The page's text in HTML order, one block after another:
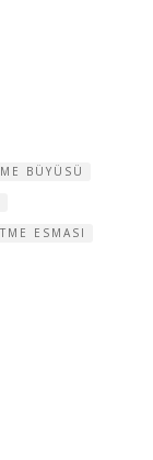
BÜYÜSÜ
ESMASI